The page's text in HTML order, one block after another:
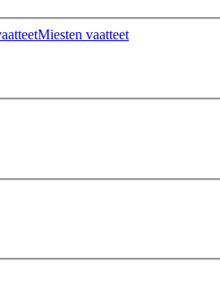
Miesten vaatteet